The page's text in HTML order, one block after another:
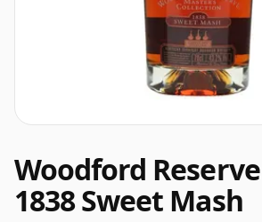
Woodford
1838 Sweet Mash